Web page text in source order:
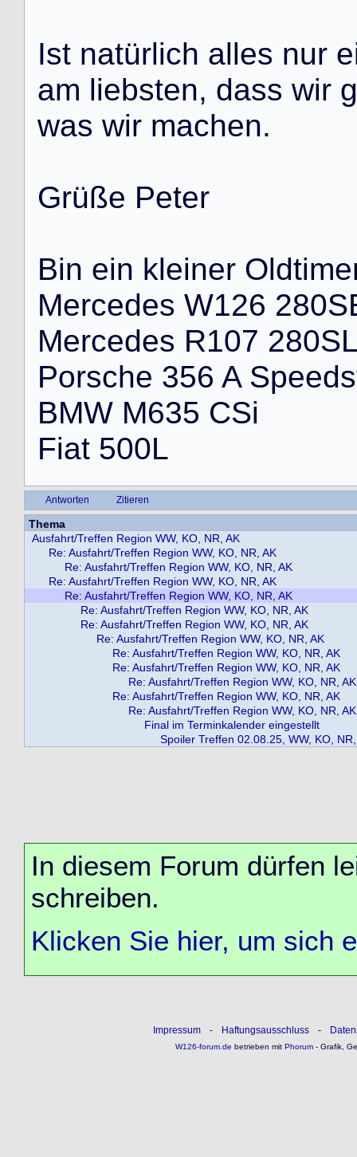
Ist natürlich alles nur e
am liebsten, dass wir g
was wir machen.
Grüße Peter
Bin ein kleiner Oldtime
Mercedes W126 280S
Mercedes R107 280S
Porsche 356 A Speeds
BMW M635 CSi
Fiat 500L
Antworten Zitieren
Thema
Ausfahrt/Treffen Region WW, KO, NR, AK
Re: Ausfahrt/Treffen Region WW, KO, NR, AK
Re: Ausfahrt/Treffen Region WW, KO, NR, AK
Re: Ausfahrt/Treffen Region WW, KO, NR, AK
Re: Ausfahrt/Treffen Region WW, KO, NR, AK
Re: Ausfahrt/Treffen Region WW, KO, NR, AK
Re: Ausfahrt/Treffen Region WW, KO, NR, AK
Re: Ausfahrt/Treffen Region WW, KO, NR, AK
Re: Ausfahrt/Treffen Region WW, KO, NR, AK
Re: Ausfahrt/Treffen Region WW, KO, NR, AK
Re: Ausfahrt/Treffen Region WW, KO, NR, AK
Re: Ausfahrt/Treffen Region WW, KO, NR, AK
Re: Ausfahrt/Treffen Region WW, KO, NR, AK
Final im Terminkalender eingestellt
Spoiler Treffen 02.08.25, WW, KO,
In diesem Forum dürfen
schreiben.
Klicken Sie hier, um sich
Impressum - Haftungsausschluss -
W126-forum.de betrieben mitPhorum- Grafik,